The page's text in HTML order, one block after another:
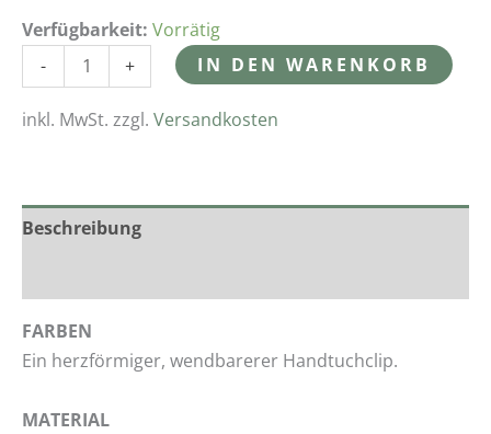
Verfügbarkeit: Vorrätig
-
+ IN DEN WARENKORB
inkl. MwSt. zzgl. Versandkosten
Beschreibung
FARBEN
Ein herzförmiger, wendbarerer Handtuchclip.
MATERIAL